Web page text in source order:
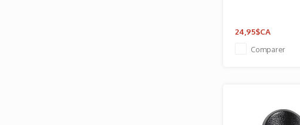
24,95$CA
Comparer